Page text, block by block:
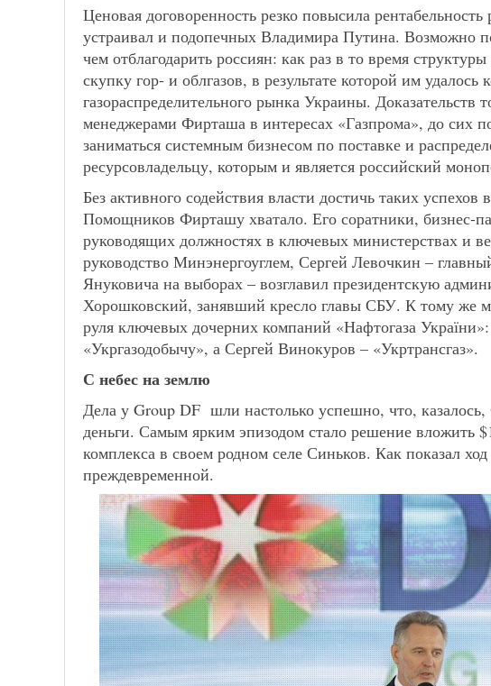
Ценовая договоренность резко повысила
устраивал и подопечных Владимира Путина.
чем отблагодарить россиян: как раз в то время
скупку гор- и облгазов, в результате которой им удалось
газораспределительного рынка Украины. Доказательств
менеджерами Фирташа в интересах «Газпрома», до сих
заниматься системным бизнесом по поставке и
ресурсовладельцу, которым и является российский
Без активного содействия власти достичь таких
Помощников Фирташу хватало. Его соратники, бизнес-
руководящих должностях в ключевых министерствах и
руководство Минэнергоуглем, Сергей Левочкин –
Януковича на выборах – возглавил президентскую
Хорошковский, занявший кресло главы СБУ. К тому же
руля ключевых дочерних компаний «Нафтогаза
«Укргазодобычу», а Сергей Винокуров – «Укртрансгаз».
С небес на землю
Дела у Group DF шли настолько успешно, что,
деньги. Самым ярким эпизодом стало решение вложить
комплекса в своем родном селе Синьков. Как показал
преждевременной.